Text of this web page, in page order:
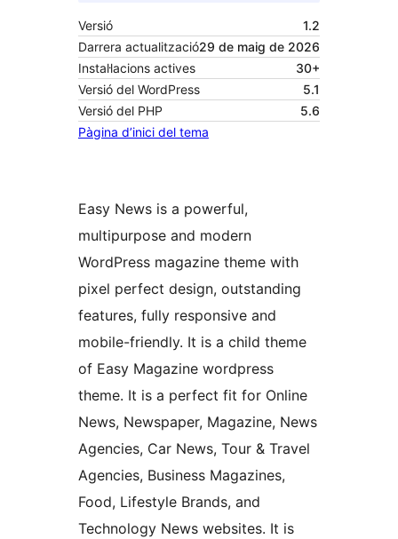
Versió
1.2
Darrera actualització29 de maig de 2026
Instal·lacions actives
30+
Versió del WordPress
5.1
Versió del PHP
5.6
Pàgina d’inici del tema
Easy News is a powerful,
multipurpose and modern
WordPress magazine theme with
pixel perfect design, outstanding
features, fully responsive and
mobile-friendly. It is a child theme
of Easy Magazine wordpress
theme. It is a perfect fit for Online
News, Newspaper, Magazine, News
Agencies, Car News, Tour & Travel
Agencies, Business Magazines,
Food, Lifestyle Brands, and
Technology News websites. It is